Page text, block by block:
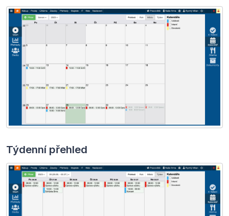
Týdenní přehled